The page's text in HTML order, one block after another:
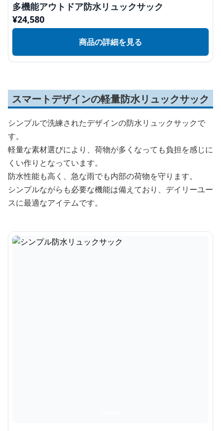
多機能アウトドア防水リュックサック
¥24,580
商品の詳細を見る
スマートデザインの軽量防水リュックサック
シンプルで洗練されたデザインの防水リュックサックで
す。
軽量な素材選びにより、荷物が多くなっても負担を感じに
くい作りとなっています。
防水性能も高く、急な雨でも内部の荷物を守ります。
シンプルながらも必要な機能は備えており、デイリーユー
スに最適なアイテムです。